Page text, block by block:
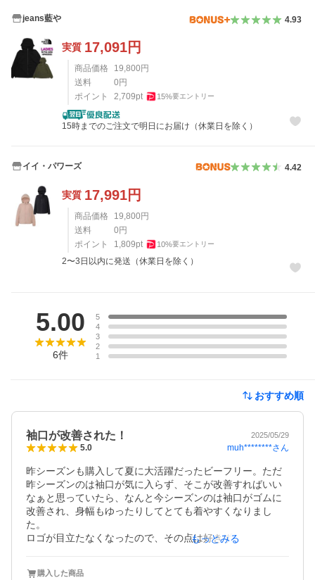
jeans藍や 4.93
実質 17,091円
商品価格 19,800 円
送料
0 円
ポイント
2,709pt 15%要エントリー
15時までのご注文で明日にお届け（休業日を除く）
イイ・パワーズ 4.42
実質 17,991円
商品価格 19,800円
送料
0円
ポイント
1,809pt 10%要エントリー
2〜3日以内に発送（休業日を除く）
5.00
6件
5
4
3
2
1
おすすめ順
袖口が改善された！ 2025/05/29
5.0 muh********さん
昨シーズンも購入して夏に大活躍だったビーフリー。ただ
昨シーズンのは袖口が気に入らず、そこが改善すればいい
なぁと思っていたら、なんと今シーズンのは袖口がゴムに
改善され、身幅もゆったりしてとても着やすくなりまし
た。
ロゴが目立たなくなったので、その点は好きずきになるか
もっとみる
購入した商品